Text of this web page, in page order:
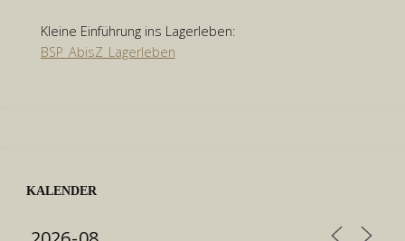
Kleine Einführung ins Lagerleben:
BSP_AbisZ_Lagerleben
KALENDER